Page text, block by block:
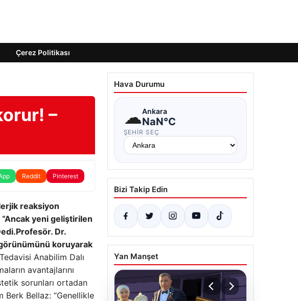
Çerez Politikası
–
Reddit Pinterest
reaksiyon
yeni geliştirilen
Profesör. Dr.
koruyarak
Anabilim Dalı
avantajlarını
sorunları ortadan
Bellaz: “Genellikle
Hava Durumu
☁Ankara
NaN°C
ŞEHIR SEÇ
Bizi Takip Edin
Yan Manşet